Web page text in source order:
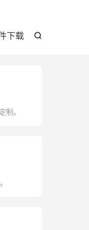

下载
制。